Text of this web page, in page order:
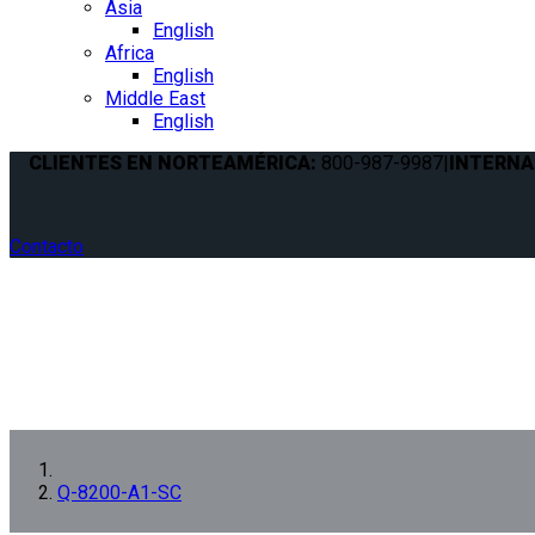
Asia
English
Africa
English
Middle East
English
CLIENTES EN NORTEAMÉRICA: 800-987-9987|
Contacto
Q-8200-A1-SC